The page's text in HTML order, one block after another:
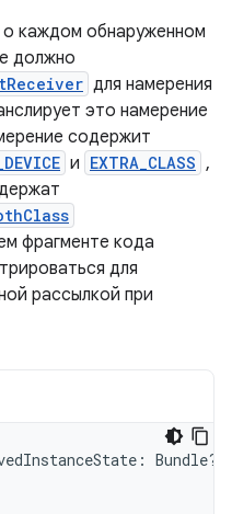
каждом обнаруженном
должно
для намерения
это намерение
содержит
и EXTRA_CLASS ,
фрагменте кода
для
рассылкой при
: Bundle?)